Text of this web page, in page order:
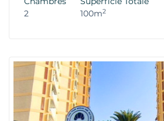
2
100m2